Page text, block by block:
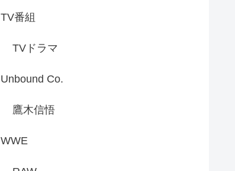
TV番組
TVドラマ
Unbound Co.
鷹木信悟
WWE